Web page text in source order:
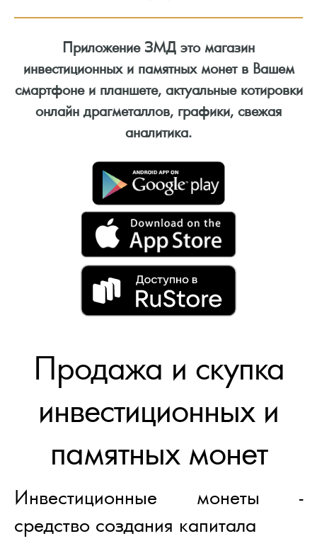
Приложение ЗМД это магазин
инвестиционных и памятных монет в Вашем
смартфоне и планшете, актуальные котировки
онлайн драгметаллов, графики, свежая
аналитика.
Продажа и скупка
инвестиционных и
памятных монет
Инвестиционные монеты -
средство создания капитала